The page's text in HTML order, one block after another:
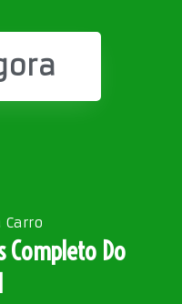
Carro
Completo Do